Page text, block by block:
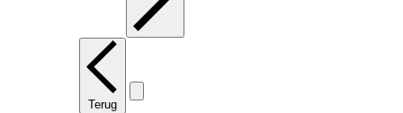
Terug